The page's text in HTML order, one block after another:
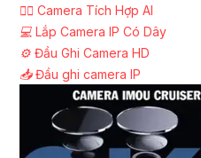
🧛‍♀️ Camera Tích Hợp AI
💻 Lắp Camera IP Có Dây
⚙️ Đầu Ghi Camera HD
📥Đầu ghi camera IP